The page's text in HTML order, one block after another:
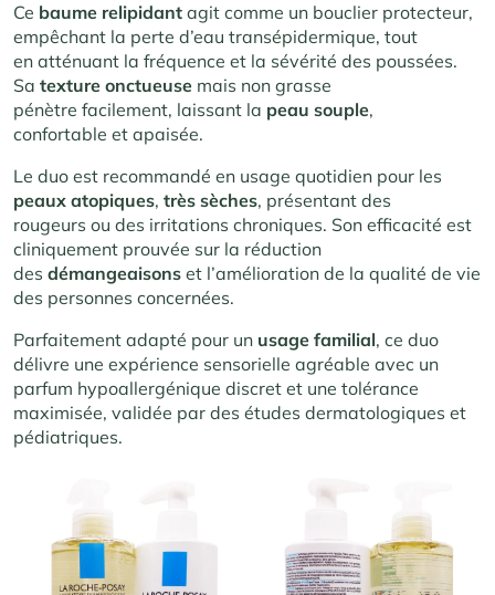
Ce baume relipidant agit comme un bouclier protecteur,
empêchant la perte d’eau transépidermique, tout
en atténuant la fréquence et la sévérité des poussées.
Sa texture onctueuse mais non grasse
pénètre facilement, laissant la peau souple,
confortable et apaisée.
Le duo est recommandé en usage quotidien pour les
peaux atopiques, très sèches, présentant des
rougeurs ou des irritations chroniques. Son efficacité est
cliniquement prouvée sur la réduction
des démangeaisons et l’amélioration de la qualité de vie
des personnes concernées.
Parfaitement adapté pour un usage familial, ce duo
délivre une expérience sensorielle agréable avec un
parfum hypoallergénique discret et une tolérance
maximisée, validée par des études dermatologiques et
pédiatriques.